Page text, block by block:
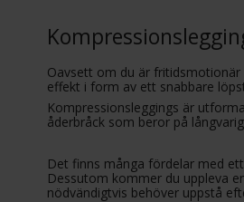
Oavsett om du är fritidsmotionär
effekt i form av ett snabbare
Kompressionsleggings är
åderbråck som beror på
Det finns många fördelar med
Dessutom kommer du uppleva
nödvändigtvis behöver uppstå